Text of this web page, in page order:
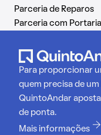
Parceria de Reparos
Parceria com
Para proporcionar
quem precisa de
QuintoAndar
de ponta.
Mais informações